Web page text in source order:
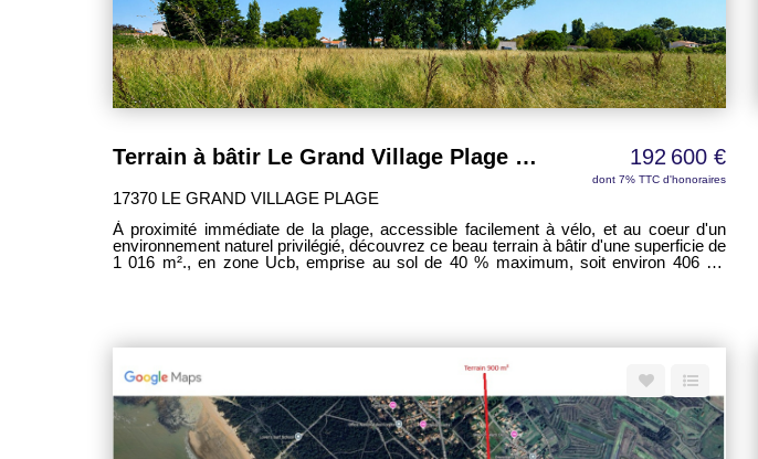
Terrain à bâtir Le Grand Village Plage 1016 m² 192 600 €
dont 7% TTC d'honoraires
17370 LE GRAND VILLAGE PLAGE
À proximité immédiate de la plage, accessible facilement à vélo, et au coeur d'un
environnement naturel privilégié, découvrez ce beau terrain à bâtir d'une superficie de
1 016 m²., en zone Ucb, emprise au sol de 40 % maximum, soit environ 406 m²
assainissement) auprès des concessionnaires . À noter : ce terrain ne peut être
acquis que dans le cadre de la construction d'une résidence principale. Une belle
opportunité pour concrétiser votre projet de vie dans un cadre naturel recherché,
entre océan et forêt, alliant qualité de vie et sérénité.